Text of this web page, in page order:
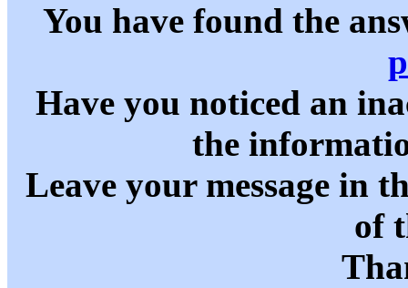
You have found the
Have you noticed an
the
Leave your message in
of